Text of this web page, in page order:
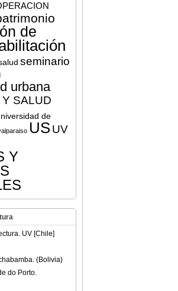
de
seminario
urbana
SALUD
de
USUV
Y
UV [Chile]
(Bolivia)
do Porto.